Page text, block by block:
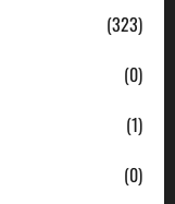
(323)
(0)
(1)
(0)